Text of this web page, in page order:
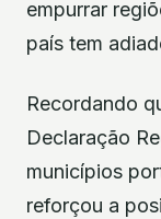
empurrar
país tem
Recordando
Declaração
municípios
reforçou a